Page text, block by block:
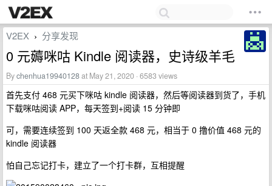
V2EX › 分享发现
0 元薅咪咕 Kindle 阅读器，史诗级羊毛
Bychenhua19940128at May 21, 2020 · 6583 views
首先支付 468 元买下咪咕 kindle 阅读器，然后等阅读器到货了，手机
下载咪咕阅读 APP，每天签到+阅读 15 分钟即
可，需要连续签到 100 天返全款 468 元，相当于 0 撸价值 468 元的
kindle 阅读器
怕自己忘记打卡，建立了一个打卡群，互相提醒